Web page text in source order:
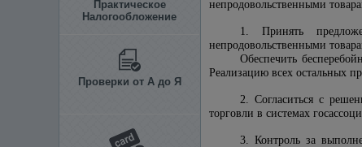
Практическое
Налогообложение
Проверки от А до Я
непродовольственными
1. Принять
непродовольственными
Обеспечить
Реализацию всех остальных
2. Согласиться с
торговли в системах
3. Контроль за